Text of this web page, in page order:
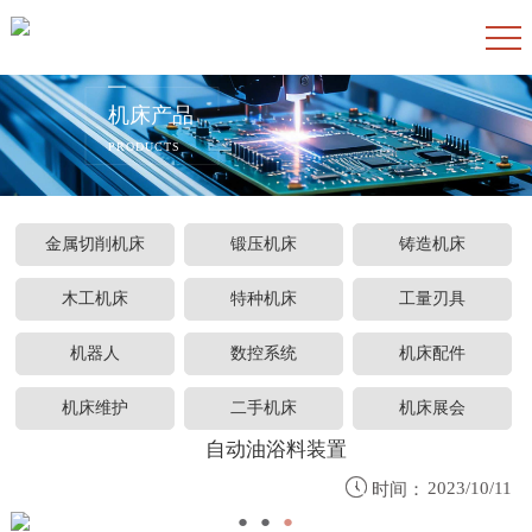
机床产品
PRODUCTS
金属切削机床 锻压机床 铸造机床
木工机床 特种机床 工量刃具
机器人 数控系统 机床配件
机床维护 二手机床 机床展会
自动油浴料装置
 时间： 2023/10/11
●
● ●